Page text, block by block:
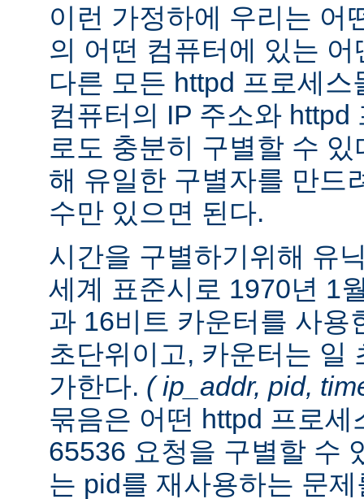
이런 가정하에 우리는 어
의 어떤 컴퓨터에 있는
다른 모든 httpd 프로세
컴퓨터의 IP 주소와 httpd
로도 충분히 구별할 수
해 유일한 구별자를 만드
수만 있으면 된다.
시간을 구별하기위해 유
세계 표준시로 1970년 1
과 16비트 카운터를 사용
초단위이고, 카운터는 일
가한다. ( ip_addr, pid,
묶음은 어떤 httpd 프로
65536 요청을 구별할 수
는 pid를 재사용하는 문